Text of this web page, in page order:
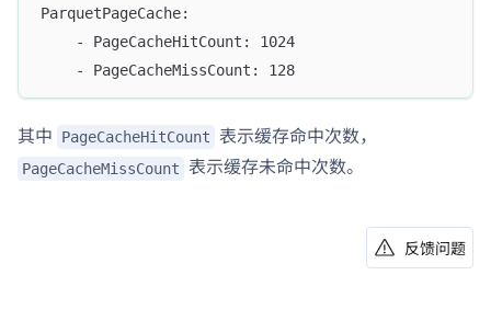
ParquetPageCache:
    - PageCacheHitCount: 1024
    - PageCacheMissCount: 128
其中 PageCacheHitCount 表示缓存命中次数，
PageCacheMissCount 表示缓存未命中次数。
反馈问题